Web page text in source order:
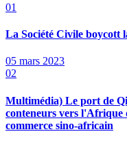
01
La Société Civile
05 mars 2023
02
Multimédia) Le port de
conteneurs vers l'Afrique
commerce sino-africain